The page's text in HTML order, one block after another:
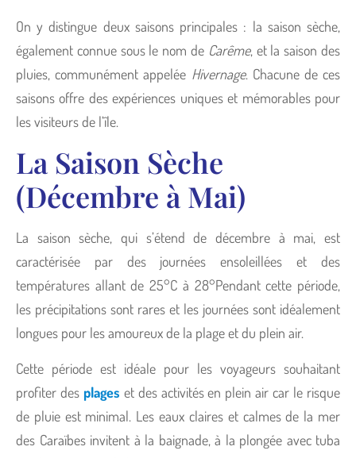
On y distingue deux saisons principales : la saison sèche,
également connue sous le nom de Carême, et la saison des
pluies, communément appelée Hivernage. Chacune de ces
saisons offre des expériences uniques et mémorables pour
les visiteurs de l’île.
La Saison Sèche
(Décembre à Mai)
La saison sèche, qui s’étend de décembre à mai, est
caractérisée par des journées ensoleillées et des
températures allant de 25°C à 28°Pendant cette période,
les précipitations sont rares et les journées sont idéalement
longues pour les amoureux de la plage et du plein air.
Cette période est idéale pour les voyageurs souhaitant
profiter des plages et des activités en plein air car le risque
de pluie est minimal. Les eaux claires et calmes de la mer
des Caraïbes invitent à la baignade, à la plongée avec tuba